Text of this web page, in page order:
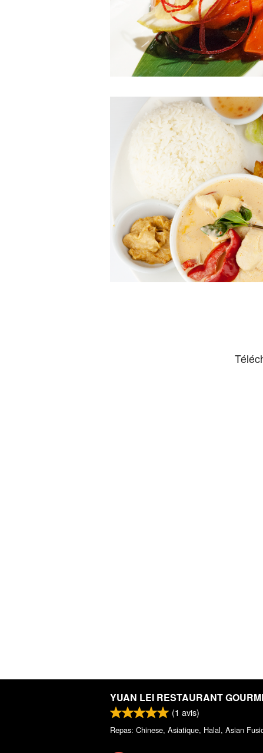
YUAN LEI RESTAURANT
(1 avis)
Repas: Chinese, Asiatique, Halal, Asian